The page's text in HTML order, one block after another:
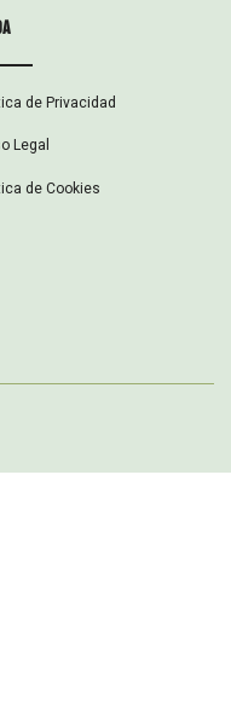
de Privacidad
Legal
de Cookies